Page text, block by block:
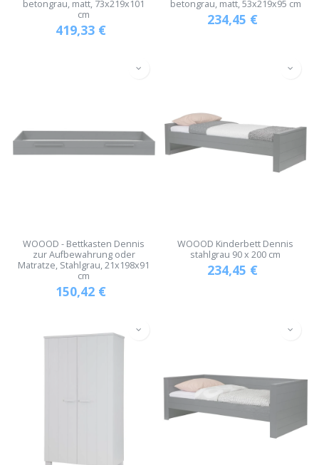
betongrau, matt, 73x219x101
cm
419,33 €
betongrau, matt, 53x219x95 cm
234,45 €
WOOOD - Bettkasten Dennis
zur Aufbewahrung oder
Matratze, Stahlgrau, 21x198x91
cm
150,42 €
WOOOD Kinderbett Dennis
stahlgrau 90 x 200 cm
234,45 €